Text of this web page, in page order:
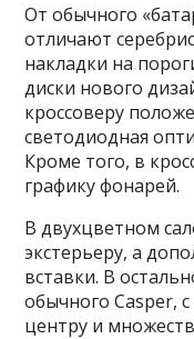
От обычного
отличают
накладки на
диски нового
кроссоверу
светодиодная
Кроме того, в
графику фонарей.
В двухцветном
экстерьеру, а
вставки. В
обычного Casper,
центру и